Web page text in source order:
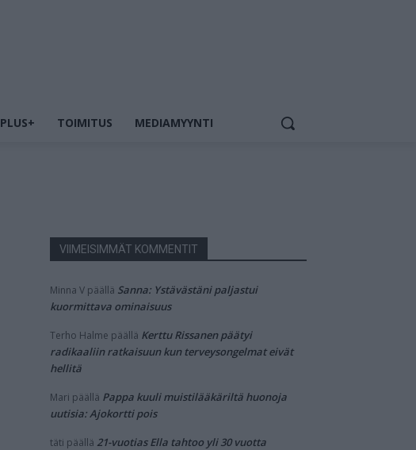
PLUS+ TOIMITUS MEDIAMYYNTI
VIIMEISIMMÄT KOMMENTIT
Minna V päällä Sanna: Ystävästäni paljastui
kuormittava ominaisuus
Terho Halme päällä Kerttu Rissanen päätyi
radikaaliin ratkaisuun kun terveysongelmat eivät
hellitä
Mari päällä Pappa kuuli muistilääkäriltä huonoja
uutisia: Ajokortti pois
täti päällä 21-vuotias Ella tahtoo yli 30 vuotta